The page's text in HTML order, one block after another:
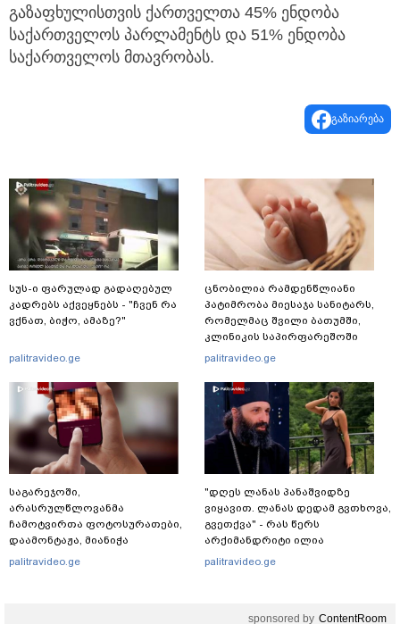
გაზაფხულისთვის ქართველთა 45% ენდობა
საქართველოს პარლამენტს და 51% ენდობა
საქართველოს მთავრობას.
გაზიარება
სუს-ი ფარულად გადაღებულ
კადრებს აქვეყნებს - "ჩვენ რა
ვქნათ, ბიჭო, ამაზე?"
palitravideo.ge
საგარეჯოში,
არასრულწლოვანმა
ჩამოტვირთა ფოტოსურათები,
დაამონტაჟა, მიანიჭა
შეურაცხმყოფელ ტექსტებთან
palitravideo.ge
ცნობილია რამდენწლიანი
პატიმრობა მიესაჯა სანიტარს,
რომელმაც შვილი ბათუმში,
კლინიკის საპირფარეშოში
მიაყენა
palitravideo.ge
"დღეს ლანას პანაშვიდზე
ვიყავით. ლანას დედამ გვთხოვა,
გვეთქვა" - რას წერს
არქიმანდრიტი ილია
ქსელში?
palitravideo.ge
sponsored by ContentRoom